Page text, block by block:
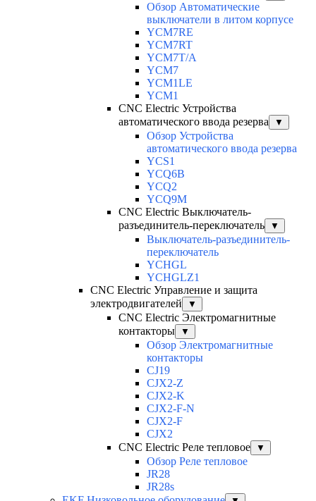
Обзор Автоматические
выключатели в литом корпусе
YCM7RE
YCM7RT
YCM7T/A
YCM7
YCM1LE
YCM1
CNC Electric Устройства
автоматического ввода резерва
▼
Обзор Устройства
автоматического ввода резерва
YCS1
YCQ6B
YCQ2
YCQ9M
CNC Electric Выключатель-
разъединитель-переключатель
▼
Выключатель-разъединитель-
переключатель
YCHGL
YCHGLZ1
CNC Electric Управление и защита
электродвигателей
▼
CNC Electric Электромагнитные
контакторы
▼
Обзор Электромагнитные
контакторы
CJ19
CJX2-Z
CJX2-K
CJX2-F-N
CJX2-F
CJX2
CNC Electric Реле тепловое
▼
Обзор Реле тепловое
JR28
JR28s